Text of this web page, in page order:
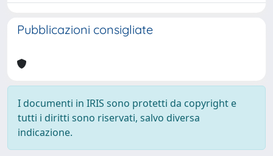
Pubblicazioni consigliate
I documenti in IRIS sono protetti da copyright e
tutti i diritti sono riservati, salvo diversa
indicazione.